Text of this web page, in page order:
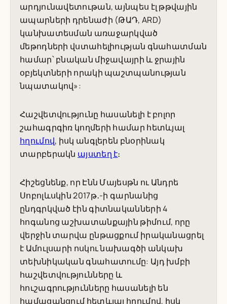
արդյունավետութան, այնպես էլ թթվային
ապարների դրենաժի (ԹԱԴ, ARD)
կանխատեսման առաջարկված
մեթոդների վստահելիության գնահատման
համար՝ բնական միջավայրի և ջրային
օբյեկտների որակի պաշտպանության
նպատակով»:
Հաշվետվությունը հասանելի է բոլոր
շահագրգիռ կողմերի համար հետևյալ
հղումով, իսկ անգլերեն բնօրինակ
տարբերակն այստեղ է։
Հիշեցնենք, որ Էնն Մայեսթն ու Անդրե
Սոբոլևսկին 2017թ․-ի գարնանից
ընդգրկված էին գիտնականների 4
հոգանոց աշխատանքային թիմում, որը
վերջին տարվա ընթացքում իրականացրել
է Ամուլսարի ոսկու նախագծի անկախ
տեխնիկական գնահատումը: Այդ խմբի
հաշվետվությունները և
հուշագրությունները հասանելի են
համացանցում հետևյալ հղումով, իսկ